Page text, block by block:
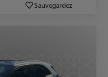
Sauvegardez